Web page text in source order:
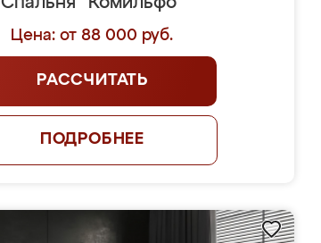
Цена: от 88 000 руб.
РАССЧИТАТЬ
ПОДРОБНЕЕ